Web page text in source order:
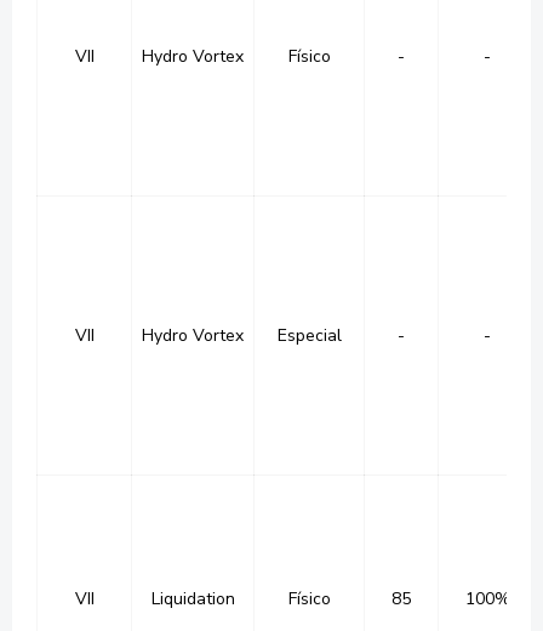
VII Hydro Vortex Físico - -
VII Hydro Vortex Especial - -
VII Liquidation Físico 85 100%